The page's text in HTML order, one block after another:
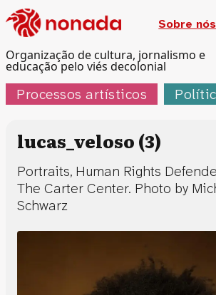
Organização de cultura, jornalismo e
educação pelo viés decolonial
Sobre
Processos artísticos
lucas_veloso (3)
Portraits, Human Rights
The Carter Center. Photo by
Schwarz